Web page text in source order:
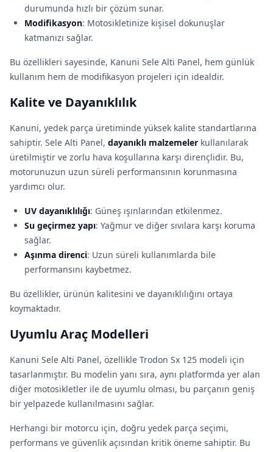
durumunda hızlı bir çözüm sunar.
Modifikasyon: Motosikletinize kişisel dokunuşlar
katmanızı sağlar.
Bu özellikleri sayesinde, Kanuni Sele Alti Panel, hem günlük
kullanım hem de modifikasyon projeleri için idealdir.
Kalite ve Dayanıklılık
Kanuni, yedek parça üretiminde yüksek kalite standartlarına
sahiptir. Sele Alti Panel, dayanıklı malzemeler kullanılarak
üretilmiştir ve zorlu hava koşullarına karşı dirençlidir. Bu,
motorunuzun uzun süreli performansının korunmasına
yardımcı olur.
UV dayanıklılığı: Güneş ışınlarından etkilenmez.
Su geçirmez yapı: Yağmur ve diğer sıvılara karşı koruma
sağlar.
Aşınma direnci: Uzun süreli kullanımlarda bile
performansını kaybetmez.
Bu özellikler, ürünün kalitesini ve dayanıklılığını ortaya
koymaktadır.
Uyumlu Araç Modelleri
Kanuni Sele Alti Panel, özellikle Trodon Sx 125 modeli için
tasarlanmıştır. Bu modelin yanı sıra, aynı platformda yer alan
diğer motosikletler ile de uyumlu olması, bu parçanın geniş
bir yelpazede kullanılmasını sağlar.
Herhangi bir motorcu için, doğru yedek parça seçimi,
performans ve güvenlik açısından kritik öneme sahiptir. Bu